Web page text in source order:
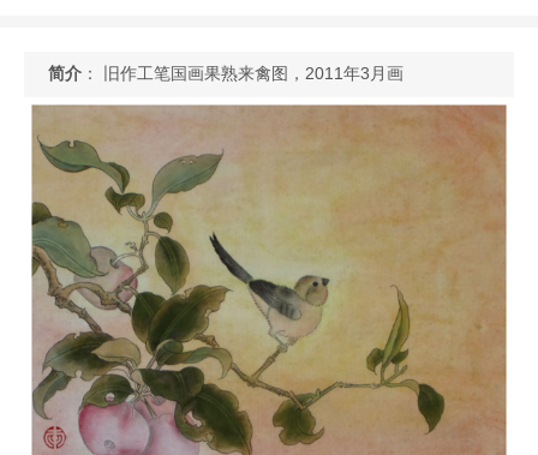
简介 ： 旧作工笔国画果熟来禽图，2011年3月画